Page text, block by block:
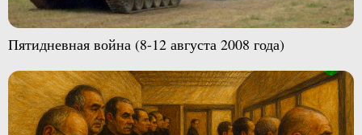
Пятидневная война (8-12 августа 2008 года)